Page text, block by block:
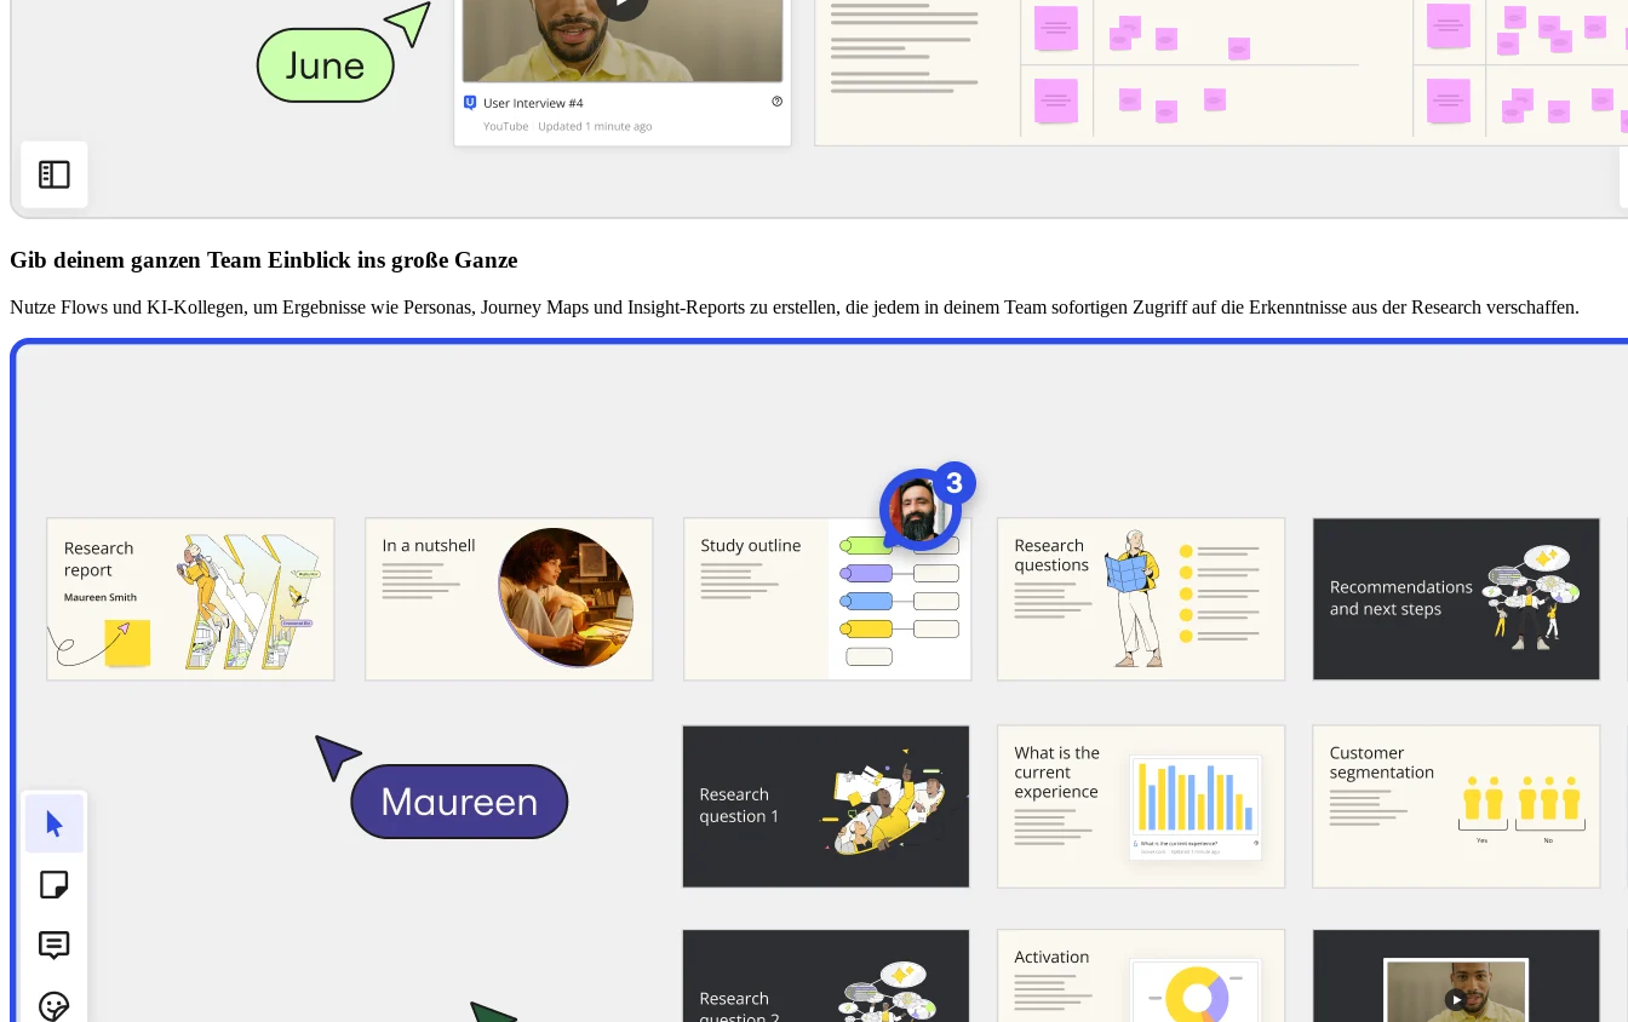
Gib deinem ganzen Team Einblick ins große Ganze
Nutze Flows und KI-Kollegen, um Ergebnisse wie Personas, Journey Maps und Insight-Reports zu erstellen, die jedem in deinem Team sofortigen Zugriff auf die Erkenntnisse aus der Research verschaffen.